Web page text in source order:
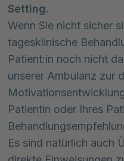
Setting.
Wenn Sie nicht sicher
tagesklinische
Patient:in noch nicht
unserer Ambulanz zur
Patientin oder Ihres
Es sind natürlich auch